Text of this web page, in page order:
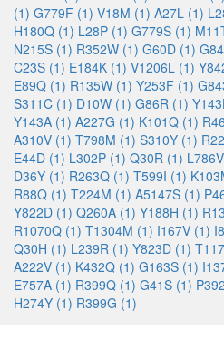
(1) G779F (1) V18M (1) A27L (1)
H180Q (1) L28P (1) G779S (1)
N215S (1) R352W (1) G60D (1)
C23S (1) E184K (1) V1206L (1)
E89Q (1) R135W (1) Y253F (1)
S311C (1) D10W (1) G86R (1)
Y143A (1) A227G (1) K101Q (1)
A310V (1) T798M (1) S310Y (1)
E44D (1) L302P (1) Q30R (1)
D36Y (1) R263Q (1) T599I (1)
R88Q (1) T224M (1) A5147S (1)
Y822D (1) Q260A (1) Y188H (1)
R1070Q (1) T1304M (1) I167V (1)
Q30H (1) L239R (1) Y823D (1)
A222V (1) K432Q (1) G163S (1)
E757A (1) R399Q (1) G41S (1)
H274Y (1) R399G (1)